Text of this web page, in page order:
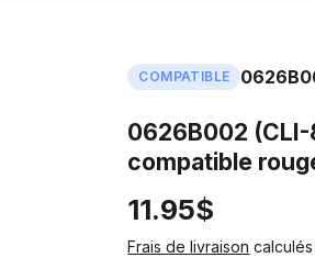
COMPATIBLE
0626B002
compatible
11.95$
Frais de livraison